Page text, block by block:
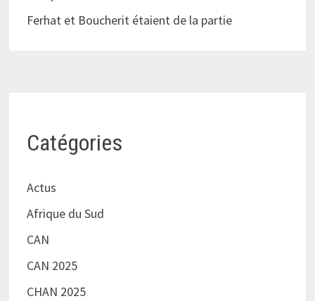
Ferhat et Boucherit étaient de la partie
Catégories
Actus
Afrique du Sud
CAN
CAN 2025
CHAN 2025